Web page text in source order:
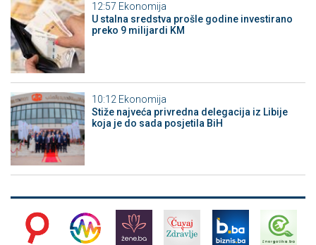
12:57 Ekonomija
U stalna sredstva prošle godine investirano
preko 9 milijardi KM
10:12 Ekonomija
Stiže najveća privredna delegacija iz Libije
koja je do sada posjetila BiH